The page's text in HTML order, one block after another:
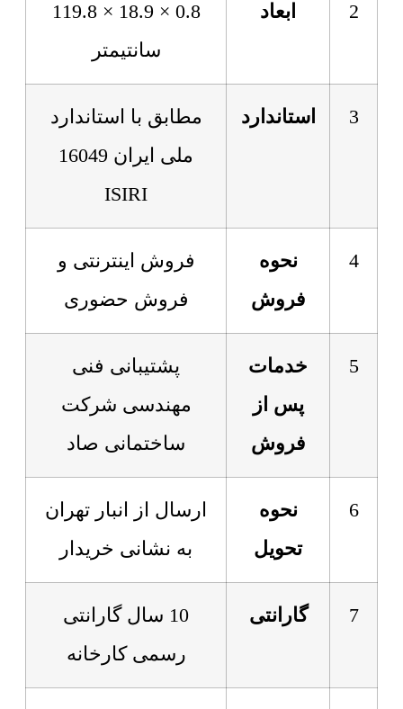
2 ابعاد
0.8 × 18.9 × 119.8
سانتیمتر
3 استاندارد
مطابق با استاندارد
ملی ایران 16049
ISIRI
4
نحوه
فروش
فروش اینترنتی و
فروش حضوری
5
خدمات
پس از
فروش
پشتیبانی فنی
مهندسی شرکت
ساختمانی صاد
6
نحوه
تحویل
ارسال از انبار تهران
به نشانی خریدار
7 گارانتی
10 سال گارانتی
رسمی کارخانه